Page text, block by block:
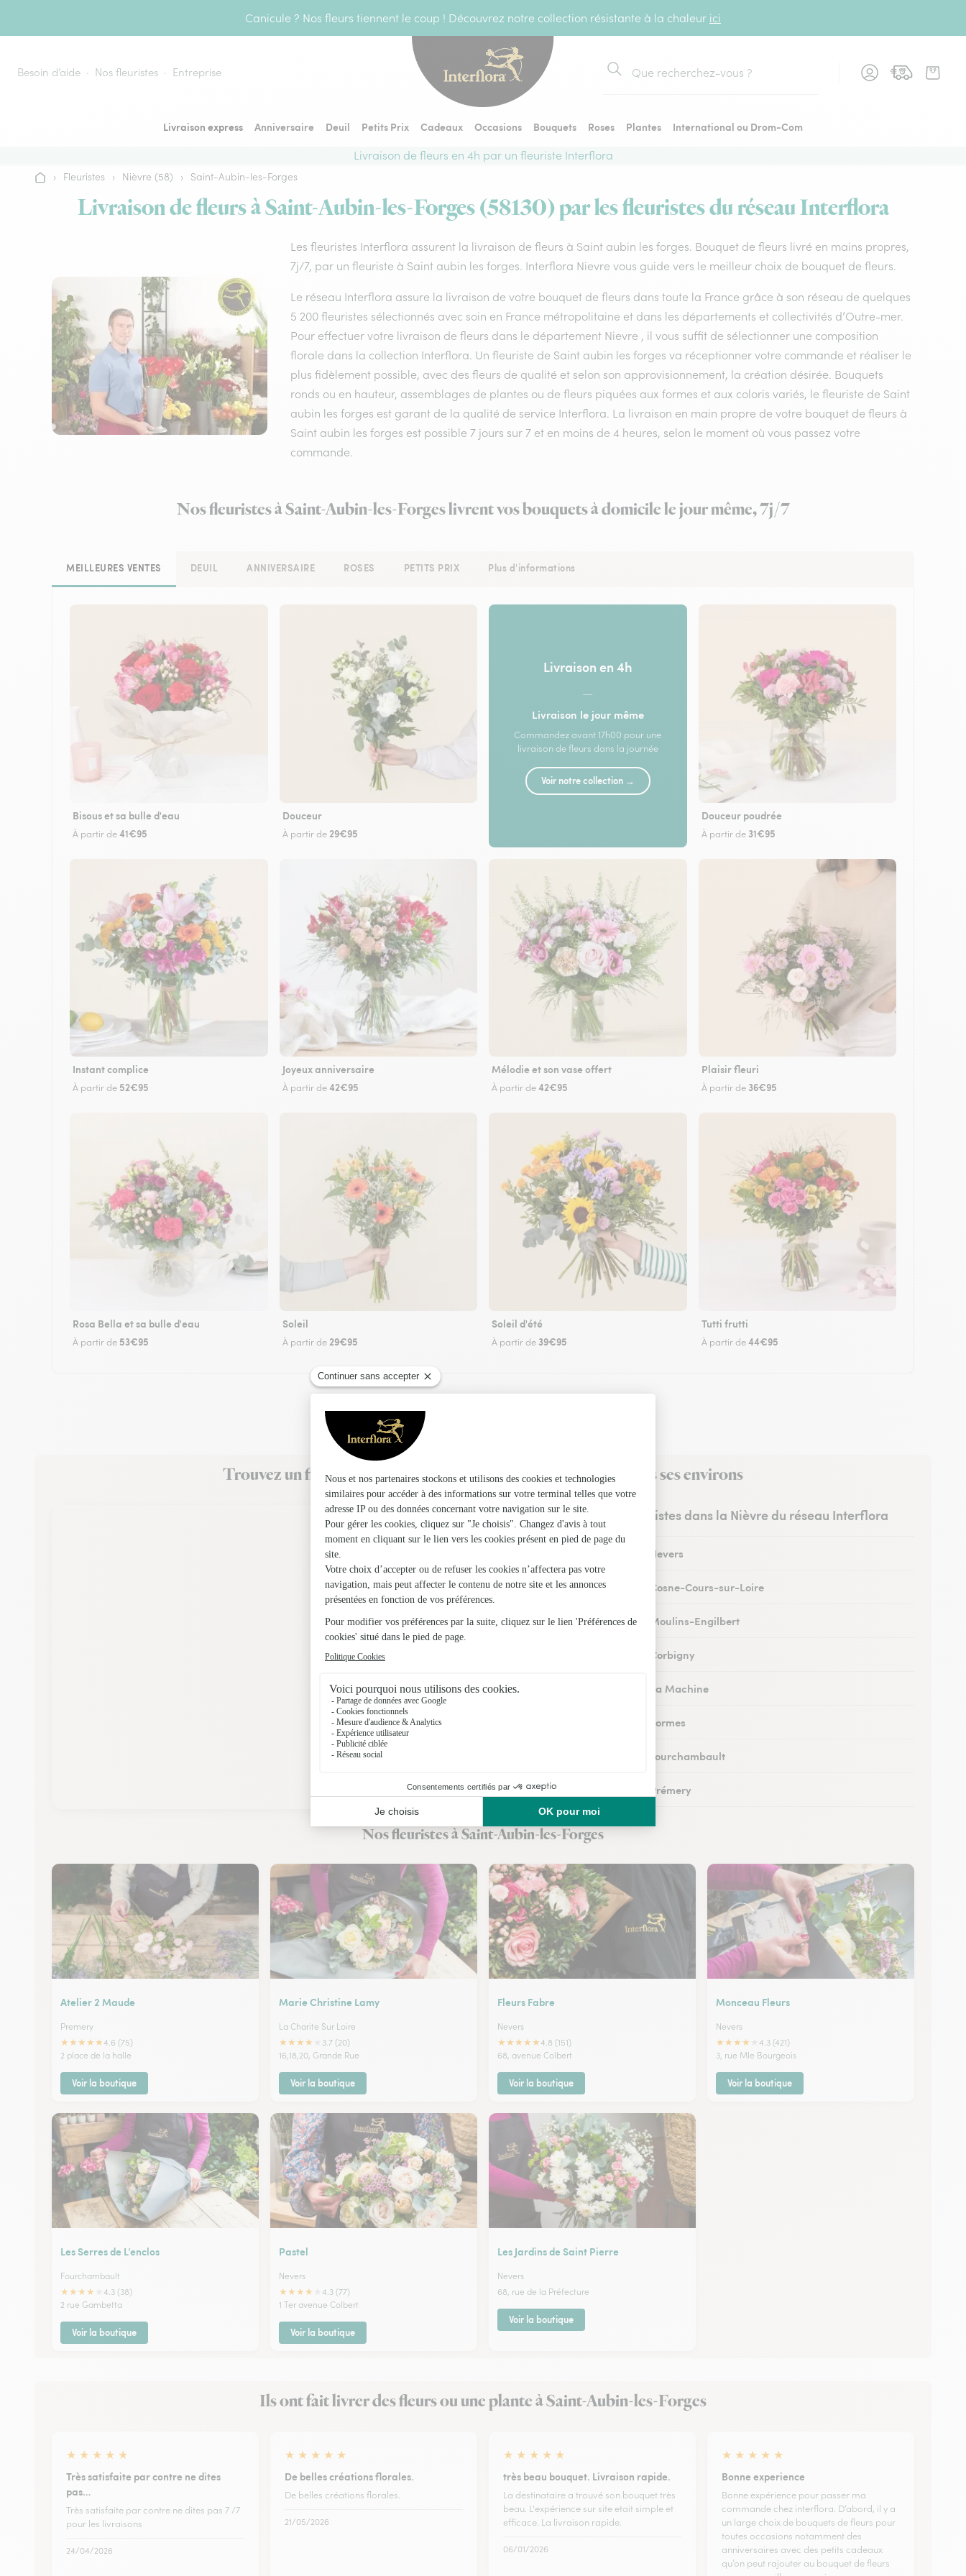
Canicule ? Nos fleurs tiennent le coup ! Découvrez notre collection résistante à la chaleur ici
Besoin d’aide Nos fleuristes Entreprise
Rechercher
Livraison express Anniversaire Deuil Petits Prix Cadeaux Occasions Bouquets Roses Plantes
International ou Drom-Com
Livraison de fleurs en 4h par un fleuriste Interflora
Accueil
› Fleuristes › Nièvre (58) › Saint-Aubin-les-Forges
Livraison de fleurs à Saint-Aubin-les-Forges (58130) par les fleuristes du réseau Interflora
Les fleuristes Interflora assurent la livraison de fleurs à Saint aubin les forges. Bouquet de fleurs livré en mains propres,
7j/7, par un fleuriste à Saint aubin les forges. Interflora Nievre vous guide vers le meilleur choix de bouquet de fleurs.
Le réseau Interflora assure la livraison de votre bouquet de fleurs dans toute la France grâce à son réseau de quelques
5 200 fleuristes sélectionnés avec soin en France métropolitaine et dans les départements et collectivités d’Outre-mer.
Pour effectuer votre livraison de fleurs dans le département Nievre , il vous suffit de sélectionner une composition
florale dans la collection Interflora. Un fleuriste de Saint aubin les forges va réceptionner votre commande et réaliser le
plus fidèlement possible, avec des fleurs de qualité et selon son approvisionnement, la création désirée. Bouquets
ronds ou en hauteur, assemblages de plantes ou de fleurs piquées aux formes et aux coloris variés, le fleuriste de Saint
aubin les forges est garant de la qualité de service Interflora. La livraison en main propre de votre bouquet de fleurs à
Saint aubin les forges est possible 7 jours sur 7 et en moins de 4 heures, selon le moment où vous passez votre
commande.
Nos fleuristes à Saint-Aubin-les-Forges livrent vos bouquets à domicile le jour même, 7j/7
MEILLEURES VENTES DEUIL ANNIVERSAIRE ROSES PETITS PRIX Plus d'informations
Bisous et sa bulle d'eau
À partir de41€95
Douceur
À partir de 29€95
Livraison en 4h
—
Livraison le jour même
Commandez avant 17h00 pour une
livraison de fleurs dans la journée
Voir notre collection →
Douceur poudrée
À partir de 31€95
Instant complice
À partir de 52€95
Joyeux anniversaire
À partir de42€95
Mélodie et son vase offert
À partir de42€95
Plaisir fleuri
À partir de 36€95
Rosa Bella et sa bulle d'eau
À partir de 53€95
Soleil
À partir de 29€95
Soleil d'été
À partir de 39€95
Tutti frutti
À partir de44€95
Trouvez un fleuriste Interflora à Saint-Aubin-les-Forges et dans ses environs
Les fleuristes dans la Nièvre du réseau Interflora
Fleuristes à Nevers
Fleuristes à Cosne-Cours-sur-Loire
Fleuristes à Moulins-Engilbert
Fleuristes à Corbigny
Fleuristes à La Machine
Fleuristes à Lormes
Fleuristes à Fourchambault
Fleuristes à Prémery
Fleuristes à La Charité-sur-Loire
Nos fleuristes à Saint-Aubin-les-Forges
Atelier 2 Maude
Premery
★★★★★4.6 (75)
2 place de la halle
Voir la boutique
Marie Christine Lamy
La Charite Sur Loire
★★★★
3.7 (20)
16,18,20, Grande Rue
Voir la boutique
Fleurs Fabre
Nevers
★★★★★4.8 (151)
68, avenue Colbert
Voir la boutique
Monceau Fleurs
Nevers
★★★★
4.3 (421)
3, rue Mle Bourgeois
Voir la boutique
Les Serres de L’enclos
Fourchambault
★★★★
4.3 (38)
2 rue Gambetta
Voir la boutique
Pastel
Nevers
★★★★
4.3 (77)
1 Ter avenue Colbert
Voir la boutique
Les Jardins de Saint Pierre
Nevers
68, rue de la Préfecture
Voir la boutique
Ils ont fait livrer des fleurs ou une plante à Saint-Aubin-les-Forges
★ ★ ★ ★ ★
Très satisfaite par contre ne dites
pas…
Très satisfaite par contre ne dites pas 7 /7
pour les livraisons
24/04/2026
★ ★ ★ ★ ★
De belles créations florales.
De belles créations florales.
21/05/2026
★ ★ ★ ★ ★
très beau bouquet. Livraison rapide.
La destinataire a trouvé son bouquet très
beau. L'expérience sur site etait simple et
efficace. La livraison rapide.
06/01/2026
★ ★ ★ ★ ★
Bonne experience
Bonne expérience pour passer ma
commande chez interflora. D’abord, il y a
un large choix de bouquets de fleurs pour
toutes occasions notamment des
anniversaires avec des petits cadeaux
qu’on peut rajouter au bouquet de fleurs